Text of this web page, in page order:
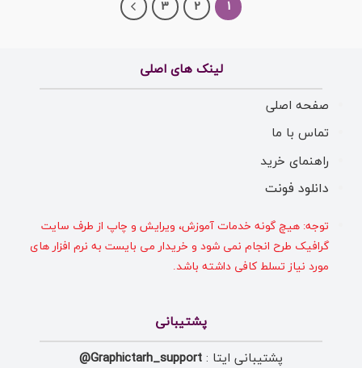
1
2
3
لینک های اصلی
صفحه اصلی
تماس با ما
راهنمای خرید
دانلود فونت
توجه: هیچ گونه خدمات آموزش، ویرایش و چاپ از طرف سایت
گرافیک طرح انجام نمی شود و خریدار می بایست به نرم افزار های
مورد نیاز تسلط کافی داشته باشد.
پشتیبانی
پشتیبانی ایتا : Graphictarh_support@